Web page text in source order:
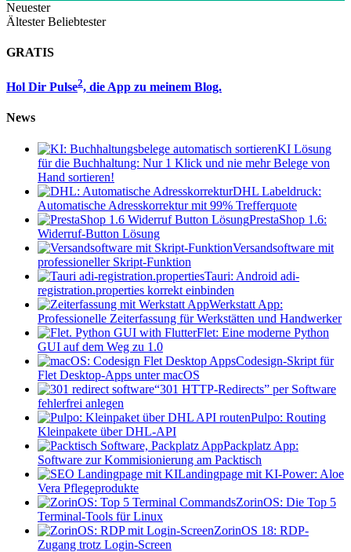
Neuester
Ältester Beliebtester
GRATIS
Hol Dir Pulse2, die App zu meinem Blog.
News
KI Lösung
für die Buchhaltung: Nur 1 Klick und nie mehr Belege von
Hand sortieren!
DHL Labeldruck:
Automatische Adresskorrektur mit 99% Trefferquote
PrestaShop 1.6:
Widerruf-Button Lösung
Versandsoftware mit
professioneller Skript-Funktion
Tauri: Android adi-
registration.properties korrekt einbinden
Werkstatt App:
Professionelle Zeiterfassung für Werkstätten und Handwerker
Flet: Eine moderne Python
GUI auf dem Weg zu 1.0
Codesign-Skript für
Flet Desktop-Apps unter macOS
“301 HTTP-Redirects” per Software
fehlerfrei anlegen
Pulpo: Routing
Kleinpakete über DHL-API
Packplatz App:
Software zur Kommisionierung am Packtisch
Landingpage mit KI-Power: Aloe
Vera Pflegeprodukte
ZorinOS: Die Top 5
Terminal-Tools für Linux
ZorinOS 18: RDP-
Zugang trotz Login-Screen